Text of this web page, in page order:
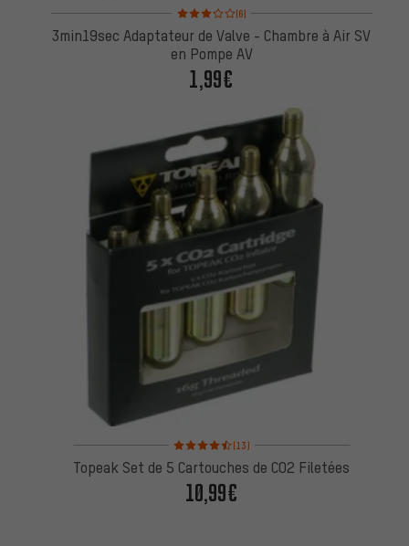
Note moyenne : 3 sur 5 d'après 6 avis
(6)
3min19sec Adaptateur de Valve - Chambre à Air SV
en Pompe AV
1,99€
Note moyenne : 4,5 sur 5 d'après 13 avis
(13)
Topeak Set de 5 Cartouches de CO2 Filetées
10,99€